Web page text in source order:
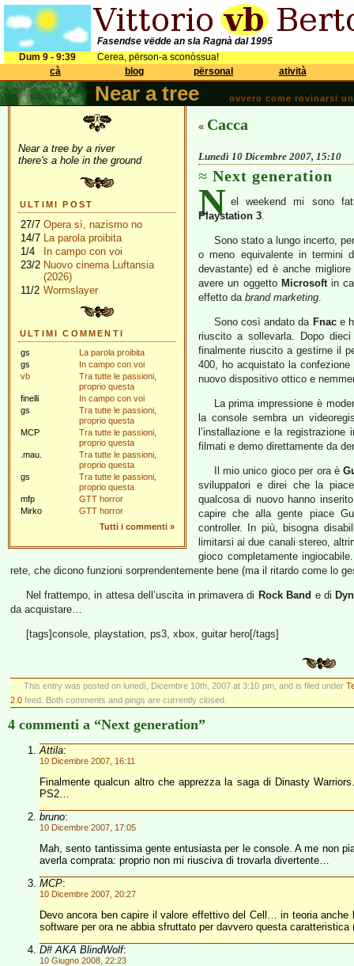
Fasendse vëdde an sla Ragnà dal 1995
Dum 9 - 9:39
Cerea, përson-a sconòssua!
cà
blog përsonal atività
Near a tree ovvero come rovinarsi
Near a tree by a river
there's a hole in the ground
ULTIMI POST
27/7 Opera sì, nazismo no
14/7 La parola proibita
1/4
In campo con voi
23/2 Nuovo cinema Luftansia
(2026)
11/2 Wormslayer
ULTIMI COMMENTI
gs
La parola proibita
gs
In campo con voi
vb
Tra tutte le passioni,
proprio questa
finelli
In campo con voi
gs
Tra tutte le passioni,
proprio questa
MCP
Tra tutte le passioni,
proprio questa
.mau.
Tra tutte le passioni,
proprio questa
gs
Tra tutte le passioni,
proprio questa
mfp
GTT horror
Mirko
GTT horror
Tutti i commenti »
« Cacca
Lunedì 10 Dicembre 2007, 15:10
Next generation
N el weekend mi sono
Playstation 3.
Sono stato a lungo incerto,
o meno equivalente in
devastante) ed è anche
avere un oggetto Microsoftin
effetto da brand marketing.
Sono così andato da Fnace
riuscito a sollevarla. Dopo
finalmente riuscito a gestirne il
400, ho acquistato la
nuovo dispositivo ottico e
La prima impressione è
la console sembra un
l’installazione e la
filmati e demo direttamente da
Il mio unico gioco per ora è
sviluppatori e direi che la
qualcosa di nuovo hanno
capire che alla gente piace
controller. In più, bisogna
limitarsi ai due canali stereo,
gioco completamente
rete, che dicono funzioni sorprendentemente bene (ma il ritardo come lo
Nel frattempo, in attesa dell’uscita in primavera di Rock Band e di
da acquistare…
[tags]console, playstation, ps3, xbox, guitar hero[/tags]
This entry was posted on lunedì, Dicembre 10th, 2007 at 3:10 pm, and is filed under
2.0 feed. Both comments and pings are currently closed.
4 commenti a “Next generation”
Attila:
10 Dicembre 2007, 16:11
Finalmente qualcun altro che apprezza la saga di Dinasty
PS2…
bruno:
10 Dicembre 2007, 17:05
Mah, sento tantissima gente entusiasta per le console. A me non
averla comprata: proprio non mi riusciva di trovarla divertente…
MCP:
10 Dicembre 2007, 20:27
Devo ancora ben capire il valore effettivo del Cell… in teoria
software per ora ne abbia sfruttato per davvero questa caratteristica
D# AKA BlindWolf:
10 Giugno 2008, 22:23